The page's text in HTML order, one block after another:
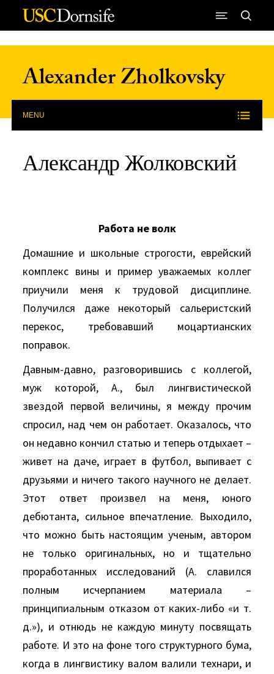
Skip to Content
Alexander Zholkovsky
MENU
Александр Жолковский
Работа не волк
Домашние и школьные строгости, еврейский
комплекс вины и пример уважаемых коллег
приучили меня к трудовой дисциплине.
Получился даже некоторый сальеристский
перекос, требовавший моцартианских
поправок.
Давным-давно, разговорившись с коллегой,
муж которой, А., был лингвистической
звездой первой величины, я между прочим
спросил, над чем он работает. Оказалось, что
он недавно кончил статью и теперь отдыхает –
живет на даче, играет в футбол, выпивает с
друзьями и ничего такого научного не делает.
Этот ответ произвел на меня, юного
дебютанта, сильное впечатление. Выходило,
что можно быть настоящим ученым, автором
не только оригинальных, но и тщательно
проработанных исследований (А. славился
полным исчерпанием материала –
принципиальным отказом от каких-либо «и т.
д.»), и отнюдь не каждую минуту посвящать
работе. И это на фоне того структурного бума,
когда в лингвистику валом валили технари, и